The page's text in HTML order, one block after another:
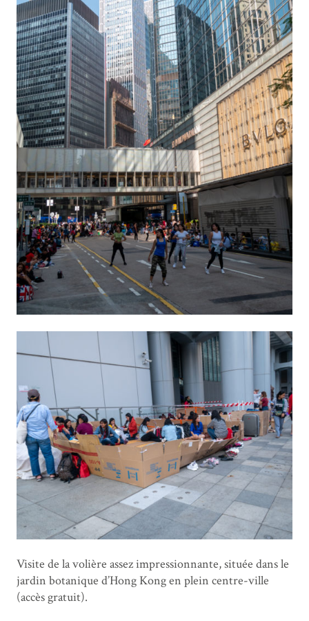
Visite de la volière assez impressionnante, située dans le
jardin botanique d’Hong Kong en plein centre-ville
(accès gratuit).